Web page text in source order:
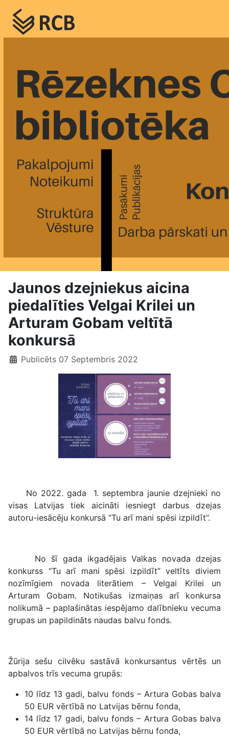
Jaunos dzejniekus aicina
piedalīties Velgai Krilei un
Arturam Gobam veltītā
konkursā
Publicēts 07 Septembris 2022
No 2022. gada 1. septembra jaunie dzejnieki no
visas Latvijas tiek aicināti iesniegt darbus dzejas
autoru-iesācēju konkursā “Tu arī mani spēsi izpildīt”.
No šī gada ikgadējais Valkas novada dzejas
konkurss “Tu arī mani spēsi izpildīt” veltīts diviem
nozīmīgiem novada literātiem – Velgai Krilei un
Arturam Gobam. Notikušas izmaiņas arī konkursa
nolikumā – paplašinātas iespējamo dalībnieku vecuma
grupas un papildināts naudas balvu fonds.
Žūrija sešu cilvēku sastāvā konkursantus vērtēs un
apbalvos trīs vecuma grupās:
10 līdz 13 gadi, balvu fonds – Artura Gobas balva
50 EUR vērtībā no Latvijas bērnu fonda,
14 līdz 17 gadi, balvu fonds – Artura Gobas balva
50 EUR vērtībā no Latvijas bērnu fonda,